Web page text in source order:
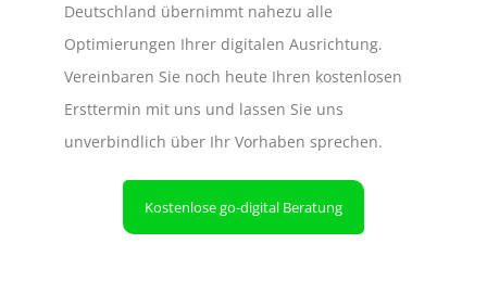
Deutschland übernimmt nahezu alle
Optimierungen Ihrer digitalen Ausrichtung.
Vereinbaren Sie noch heute Ihren kostenlosen
Ersttermin mit uns und lassen Sie uns
unverbindlich über Ihr Vorhaben sprechen.
Kostenlose go-digital Beratung